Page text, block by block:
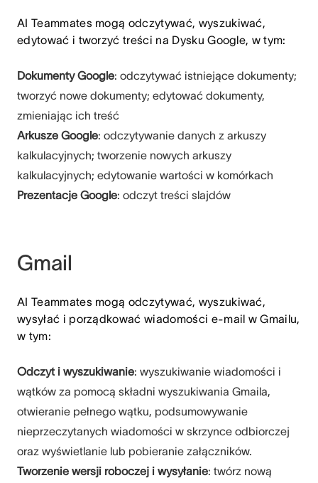
AI Teammates mogą odczytywać, wyszukiwać,
edytować i tworzyć treści na Dysku Google, w tym:
Dokumenty Google: odczytywać istniejące dokumenty;
tworzyć nowe dokumenty; edytować dokumenty,
zmieniając ich treść
Arkusze Google: odczytywanie danych z arkuszy
kalkulacyjnych; tworzenie nowych arkuszy
kalkulacyjnych; edytowanie wartości w komórkach
Prezentacje Google: odczyt treści slajdów
Gmail
AI Teammates mogą odczytywać, wyszukiwać,
wysyłać i porządkować wiadomości e-mail w Gmailu,
w tym:
Odczyt i wyszukiwanie: wyszukiwanie wiadomości i
wątków za pomocą składni wyszukiwania Gmaila,
otwieranie pełnego wątku, podsumowywanie
nieprzeczytanych wiadomości w skrzynce odbiorczej
oraz wyświetlanie lub pobieranie załączników.
Tworzenie wersji roboczej i wysyłanie: twórz nową